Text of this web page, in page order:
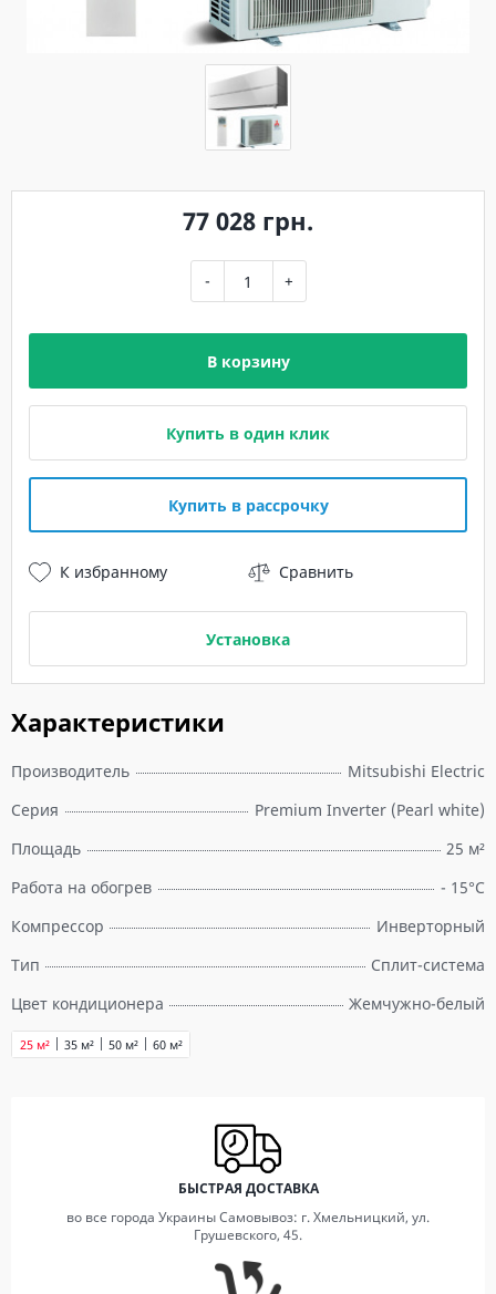
Характеристики
Производитель
Mitsubishi Electric
Серия
Premium Inverter (Pearl white)
Площадь
25 м²
Работа на обогрев
- 15°С
Компрессор
Инверторный
Тип
Сплит-система
Цвет кондиционера
Жемчужно-белый
25 м² 35 м² 50 м² 60 м²
77 028 грн.
- +
В корзину
Купить в один клик
Купить в рассрочку
К избранному Сравнить
Установка
БЫСТРАЯ ДОСТАВКА
во все города Украины Самовывоз: г. Хмельницкий, ул.
Грушевского, 45.